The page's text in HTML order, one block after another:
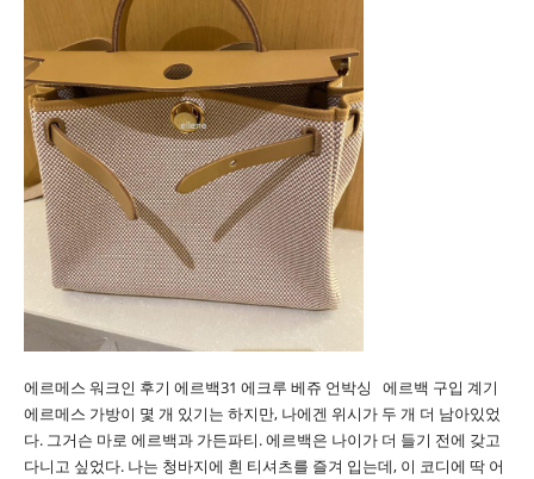
에르메스 워크인 후기 에르백31 에크루 베쥬 언박싱 에르백 구입 계기
에르메스 가방이 몇 개 있기는 하지만, 나에겐 위시가 두 개 더 남아있었
다. 그거슨 마로 에르백과 가든파티. 에르백은 나이가 더 들기 전에 갖고
다니고 싶었다. 나는 청바지에 흰 티셔츠를 즐겨 입는데, 이 코디에 딱 어